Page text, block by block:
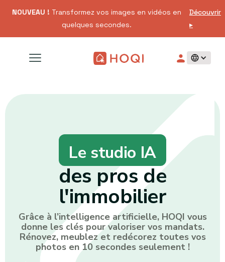
NOUVEAU ! Transformez vos images en vidéos en
quelques secondes.
Découvrir
▸
Le studio IA
des pros de
l'immobilier
Grâce à l’intelligence artificielle, HOQI vous
donne les clés pour valoriser vos mandats.
Rénovez, meublez et redécorez toutes vos
photos en 10 secondes seulement !